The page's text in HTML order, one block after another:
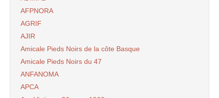
AFPNORA
AGRIF
AJIR
Amicale Pieds Noirs de la côte Basque
Amicale Pieds Noirs du 47
ANFANOMA
APCA